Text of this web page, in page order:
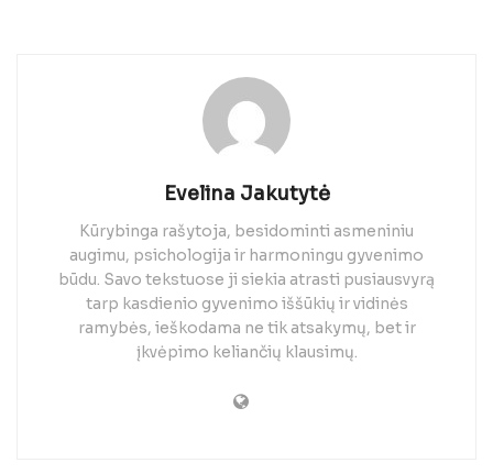
Evelina Jakutytė
Kūrybinga rašytoja, besidominti asmeniniu
augimu, psichologija ir harmoningu gyvenimo
būdu. Savo tekstuose ji siekia atrasti pusiausvyrą
tarp kasdienio gyvenimo iššūkių ir vidinės
ramybės, ieškodama ne tik atsakymų, bet ir
įkvėpimo keliančių klausimų.